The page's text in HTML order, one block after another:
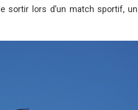
sortir lors d’un match sportif, un